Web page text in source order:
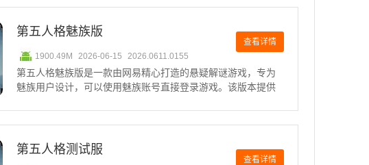
第五人格魅族版
1900.49M 2026-06-15 2026.0611.0155
查看详情
第五人格魅族版是一款由网易精心打造的悬疑解谜游戏，专为
魅族用户设计，可以使用魅族账号直接登录游戏。该版本提供
第五人格测试服
查看详情